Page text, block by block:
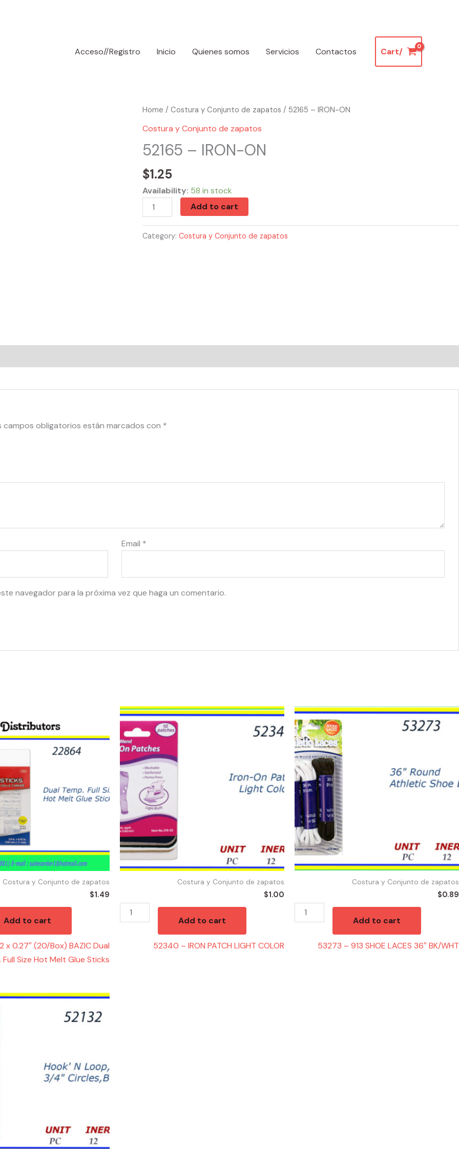
Acceso//Registro
Inicio Quienes somos Servicios Contactos Cart/
Home / Costura y Conjunto de zapatos / 52165 – IRON-ON
Costura y Conjunto de zapatos
52165 – IRON-ON
$1.25
Availability: 58 in stock
52165
-
ON
Add to cart
Category: Costura y Conjunto de zapatos
campos obligatorios están marcados con *
Email *
navegador para la próxima vez que haga un comentario.
Costura y Conjunto de zapatos
$1.49
Add to cart
0.27″ (20/Box) BAZIC Dual
Full Size Hot Melt Glue Sticks
Costura y Conjunto de zapatos
$1.00
52340
IRON
PATCH
LIGHT
COLOR
quantity
Add to cart
52340 – IRON PATCH LIGHT COLOR
Costura y Conjunto de zapatos
$0.89
53273
-
913
SHOE
LACES
36"
BK/WHT
quantity
Add to cart
53273 – 913 SHOE LACES 36″ BK/WHT